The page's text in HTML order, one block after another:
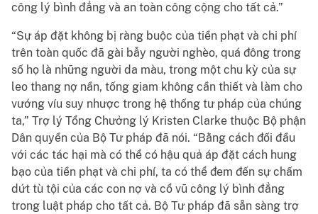
công lý bình đẳng và an toàn công cộng cho tất cả.”
“Sự áp đặt không bị ràng buộc của tiền phạt và chi phí
trên toàn quốc đã gài bẫy người nghèo, quá đông trong
số họ là những người da màu, trong một chu kỳ của sự
leo thang nợ nần, tống giam không cần thiết và làm cho
vướng víu suy nhược trong hệ thống tư pháp của chúng
ta,” Trợ lý Tổng Chưởng lý Kristen Clarke thuộc Bộ phận
Dân quyền của Bộ Tư pháp đã nói. “Bằng cách đối đầu
với các tác hại mà có thể có hậu quả áp đặt cách hung
bạo của tiền phạt và chi phí, ta có thể đem đến sự chấm
dứt tù tội của các con nợ và cổ vũ công lý bình đẳng
trong luật pháp cho tất cả. Bộ Tư pháp đã sẵn sàng trợ